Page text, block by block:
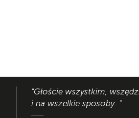
"Głoście wszystkim,
i na wszelkie sposoby. "